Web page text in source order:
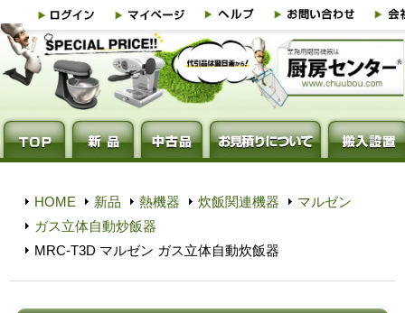
HOME 新品 熱機器 炊飯関連機器
マルゼン
ガス立体自動炒飯器
MRC-T3D マルゼン ガス立体自動炊飯器